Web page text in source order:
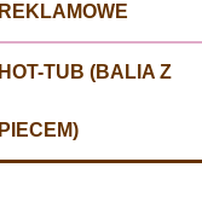
REKLAMOWE
HOT-TUB (BALIA Z
PIECEM)